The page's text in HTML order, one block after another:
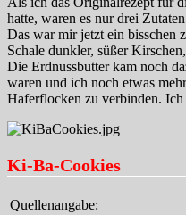
hatte, waren es nur drei
Das war mir jetzt ein bisschen
Schale dunkler, süßer
Die Erdnussbutter kam noch
waren und ich noch etwas
Haferflocken zu verbinden. Ich
Ki-Ba-Cookies
Quellenangabe: